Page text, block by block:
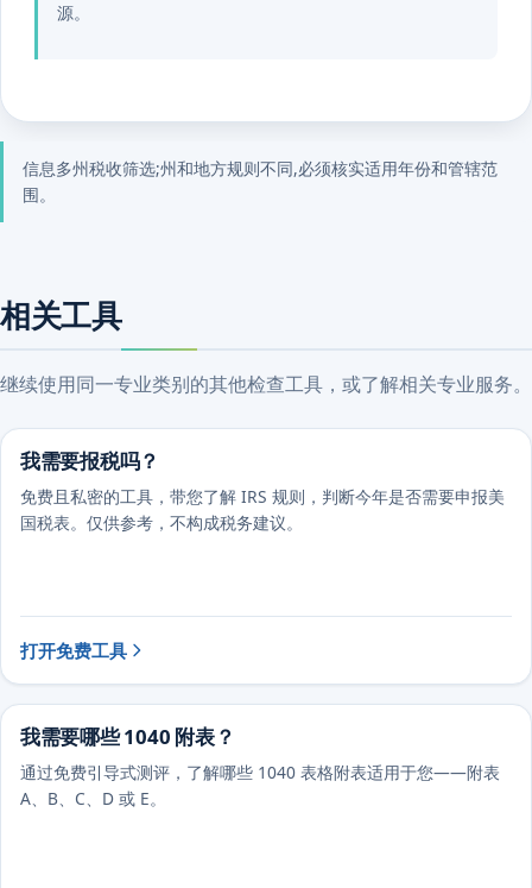
源。
信息多州税收筛选;州和地方规则不同,必须核实适用年份和管辖范
围。
相关工具
继续使用同一专业类别的其他检查工具，或了解相关专业服务。
我需要报税吗？
免费且私密的工具，带您了解 IRS 规则，判断今年是否需要申报美
国税表。仅供参考，不构成税务建议。
打开免费工具
我需要哪些 1040 附表？
通过免费引导式测评，了解哪些 1040 表格附表适用于您——附表
A、B、C、D 或 E。